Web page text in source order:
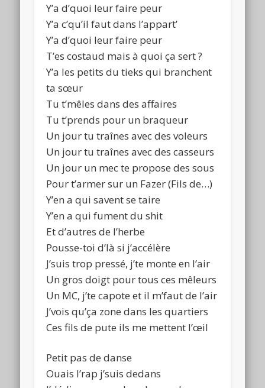
Y’a d’quoi leur faire peur
Y’a c’qu’il faut dans l’appart’
Y’a d’quoi leur faire peur
T’es costaud mais à quoi ça sert ?
Y’a les petits du tieks qui branchent
ta sœur
Tu t’mêles dans des affaires
Tu t’prends pour un braqueur
Un jour tu traînes avec des voleurs
Un jour tu traînes avec des casseurs
Un jour un mec te propose des sous
Pour t’armer sur un Fazer (Fils de…)
Y’en a qui savent se taire
Y’en a qui fument du shit
Et d’autres de l’herbe
Pousse-toi d’là si j’accélère
J’suis trop pressé, j’te monte en l’air
Un gros doigt pour tous ces mêleurs
Un MC, j’te capote et il m’faut de l’air
J’vois qu’ça zone dans les quartiers
Ces fils de pute ils me mettent l’œil
Petit pas de danse
Ouais l’rap j’suis dedans